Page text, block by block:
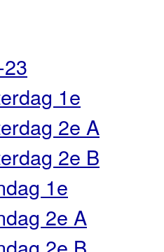
1e
2e A
2e B
1e
2e A